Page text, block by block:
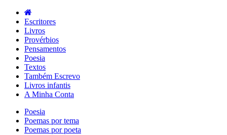
Escritores
Livros
Provérbios
Pensamentos
Poesia
Textos
Também Escrevo
Livros infantis
A Minha Conta
Poesia
Poemas por tema
Poemas por poeta